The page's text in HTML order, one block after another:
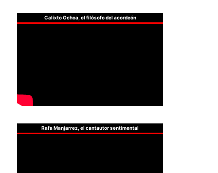
Calixto Ochoa, el filósofo del acordeón
Rafa Manjarrez, el cantautor sentimental